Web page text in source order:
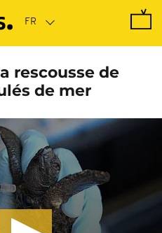
rescousse de
de mer